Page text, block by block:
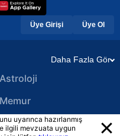
Üye Girişi Üye Ol
Daha Fazla Gör
Astroloji
Memur
Yerel Haberler
uyarınca hazırlanmış
ilgili mevzuata uygun